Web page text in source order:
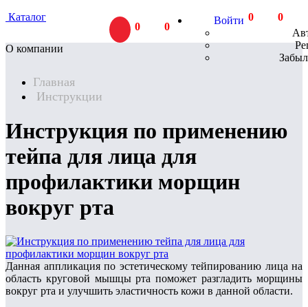
Войти 0 0
Каталог
0
0 Р
Главная
Инструкции
Инструкция по применению
тейпа для лица для
профилактики морщин
вокруг рта
Данная аппликация по эстетическому тейпированию лица на
область круговой мышцы рта поможет разгладить морщины
вокруг рта и улучшить эластичность кожи в данной области.
О компании